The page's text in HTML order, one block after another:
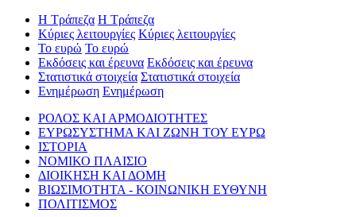
Η Τράπεζα Η Τράπεζα
Κύριες λειτουργίες Κύριες λειτουργίες
Το ευρώ Το ευρώ
Εκδόσεις και έρευνα Εκδόσεις και έρευνα
Στατιστικά στοιχεία Στατιστικά στοιχεία
Ενημέρωση Ενημέρωση
ΡΟΛΟΣ ΚΑΙ ΑΡΜΟΔΙΟΤΗΤΕΣ
ΕΥΡΩΣΥΣΤΗΜΑ ΚΑΙ ΖΩΝΗ ΤΟΥ ΕΥΡΩ
ΙΣΤΟΡΙΑ
ΝΟΜΙΚΟ ΠΛΑΙΣΙΟ
ΔΙΟΙΚΗΣΗ ΚΑΙ ΔΟΜΗ
ΒΙΩΣΙΜΟΤΗΤΑ - ΚΟΙΝΩΝΙΚΗ ΕΥΘΥΝΗ
ΠΟΛΙΤΙΣΜΟΣ